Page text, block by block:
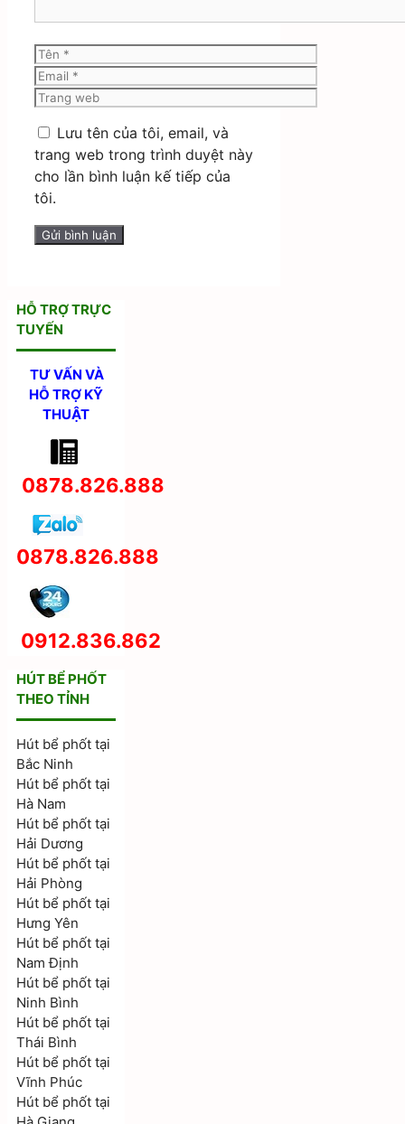
Tên
Email
Trang
Lưu tên của tôi, email, và
trang web trong trình duyệt này
cho lần bình luận kế tiếp của
tôi.
HỖ TRỢ TRỰC
TUYẾN
TƯ VẤN VÀ
HỖ TRỢ KỸ
THUẬT
0878.826.888
0878.826.888
0912.836.862
HÚT BỂ PHỐT
THEO TỈNH
Hút bể phốt tại
Bắc Ninh
Hút bể phốt tại
Hà Nam
Hút bể phốt tại
Hải Dương
Hút bể phốt tại
Hải Phòng
Hút bể phốt tại
Hưng Yên
Hút bể phốt tại
Nam Định
Hút bể phốt tại
Ninh Bình
Hút bể phốt tại
Thái Bình
Hút bể phốt tại
Vĩnh Phúc
Hút bể phốt tại